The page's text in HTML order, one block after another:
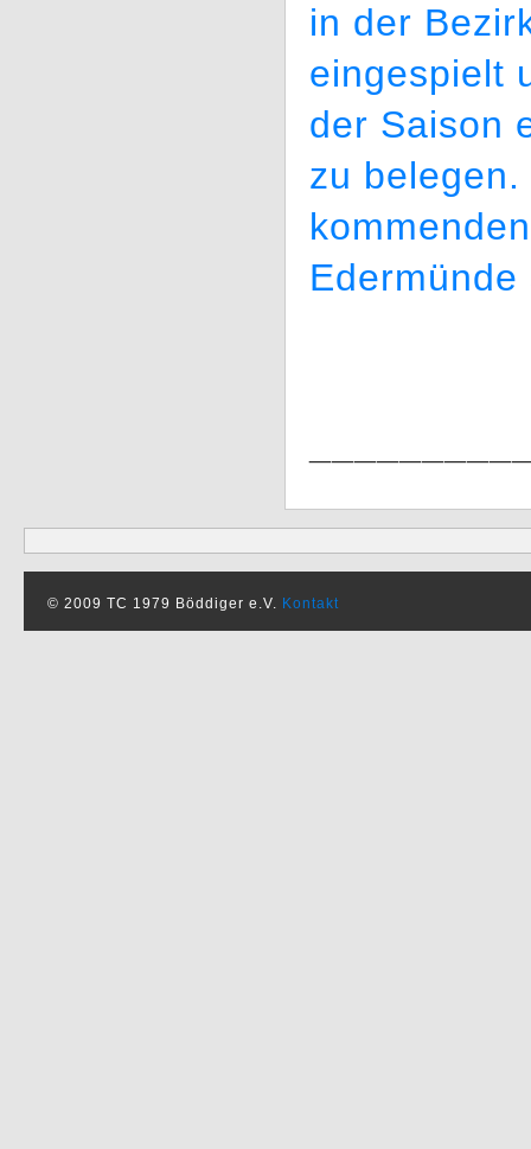
in der
eingespielt
der Saison
zu
Edermünde
© 2009 TC 1979 Böddiger e.V. Kontakt